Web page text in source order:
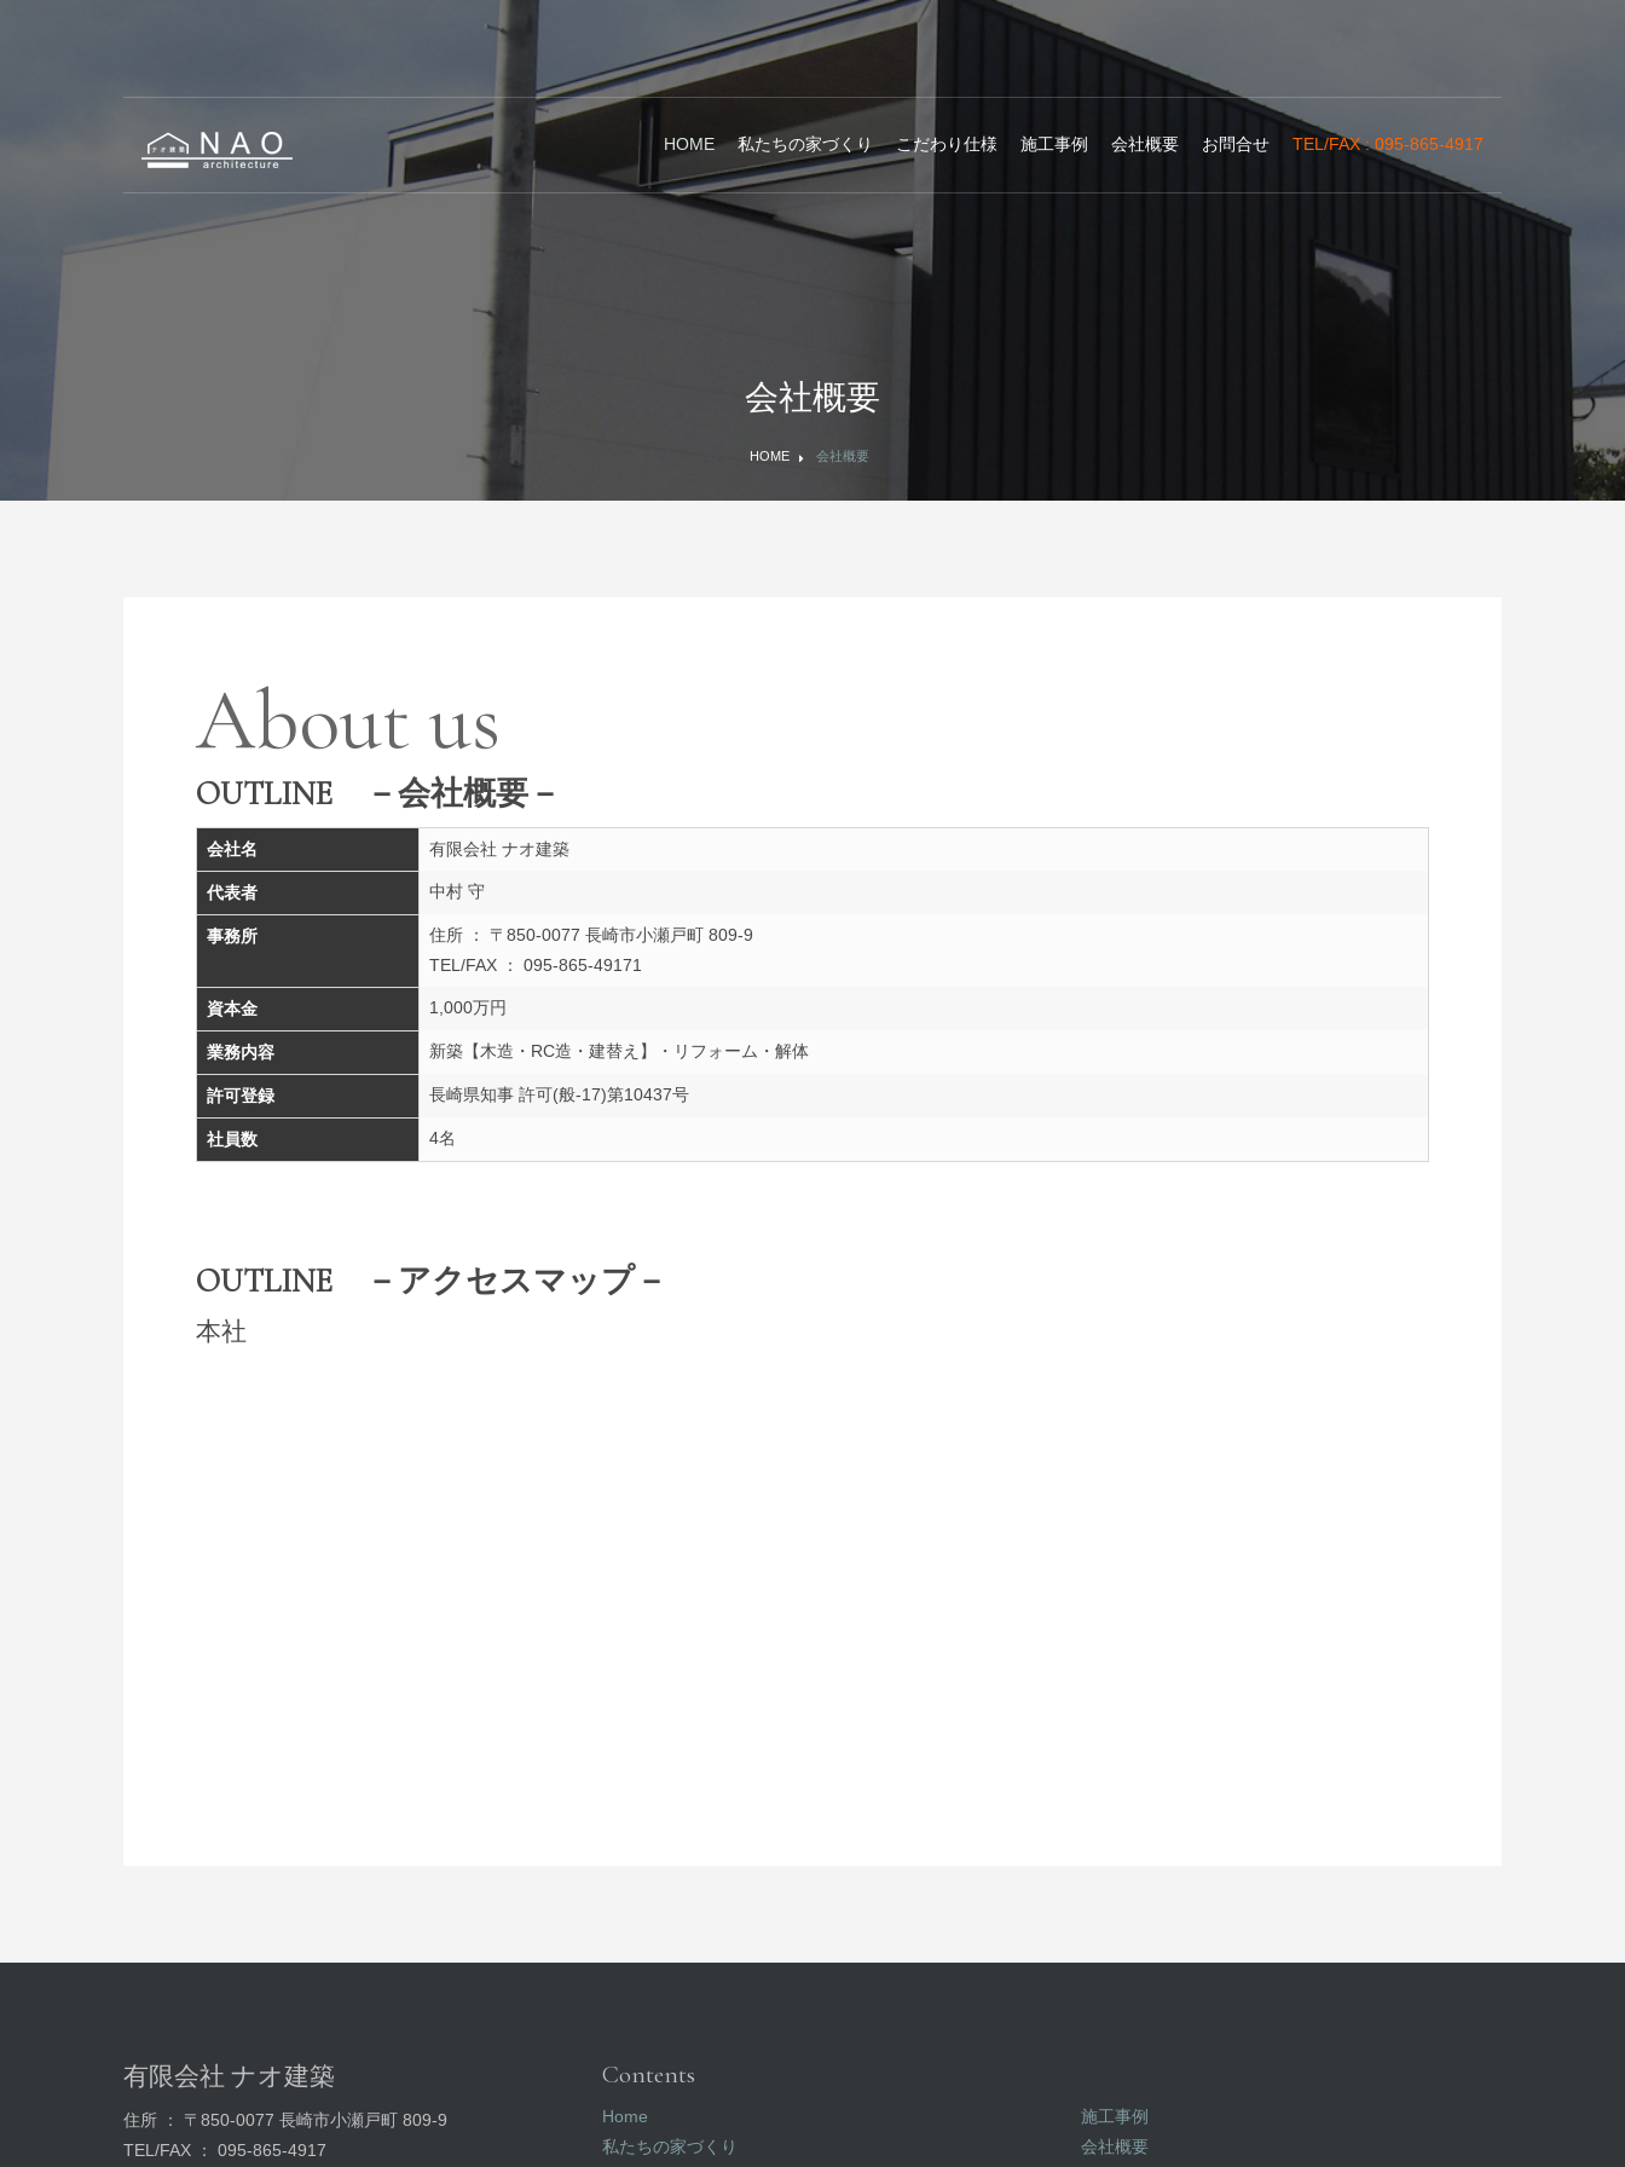
HOME 私たちの家づくり こだわり仕様 施工事例 会社概要 お問合せ TEL/FAX : 095-865-4917
会社概要
HOME 会社概要
About us
OUTLINE －会社概要－
会社名 有限会社 ナオ建築
代表者 中村 守
事務所
住所 ： 〒850-0077 長崎市小瀬戸町 809-9
TEL/FAX ： 095-865-49171
資本金 1,000万円
業務内容 新築【木造・RC造・建替え】・リフォーム・解体
許可登録 長崎県知事 許可(般-17)第10437号
社員数 4名
OUTLINE －アクセスマップ－
本社
有限会社 ナオ建築
住所 ： 〒850-0077 長崎市小瀬戸町 809-9
TEL/FAX ： 095-865-4917
Contents
Home
私たちの家づくり
施工事例
会社概要